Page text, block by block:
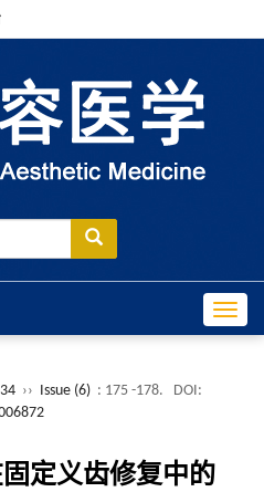
›› Issue (6) : 175 -178.
DOI:
定义齿修复中的